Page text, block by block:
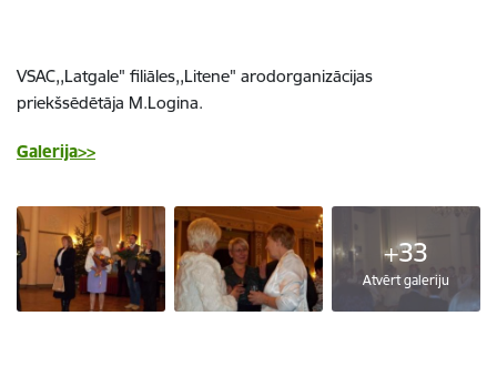
VSAC,,Latgale" filiāles,,Litene" arodorganizācijas
priekšsēdētāja M.Logina.
Galerija>>
+33
Atvērt galeriju